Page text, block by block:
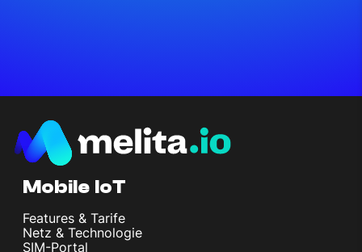
Mobile IoT
Features & Tarife
Netz & Technologie
SIM-Portal